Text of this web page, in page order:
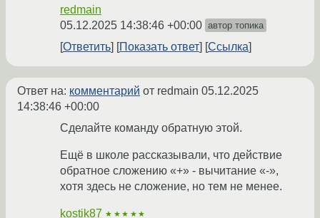
redmain
05.12.2025 14:38:46 +00:00 автор топика
Ответить Показать ответ Ссылка
Ответ на: комментарий от redmain 05.12.2025
14:38:46 +00:00
Сделайте команду обратную этой.
Ещё в школе рассказывали, что действие
обратное сложению «+» - вычитание «-»,
хотя здесь не сложение, но тем не менее.
kostik87 ★★★★★